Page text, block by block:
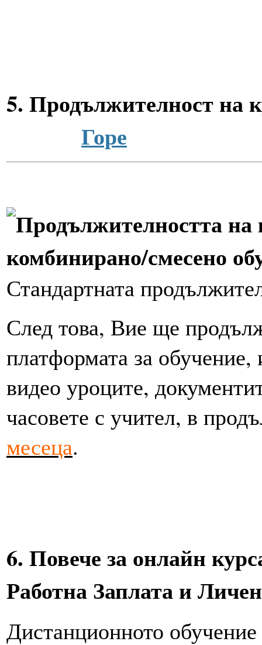
5. Продължителност
Горе
Стандартната
След това, Вие ще
платформата за
видео уроците,
часовете с учител, в
месеца.
6. Повече за онлайн
Работна Заплата и
Дистанционното